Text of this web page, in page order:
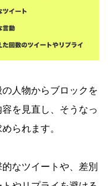
人物からブロックを
を見直し、そうなっ
られます。
なツイートや、差別